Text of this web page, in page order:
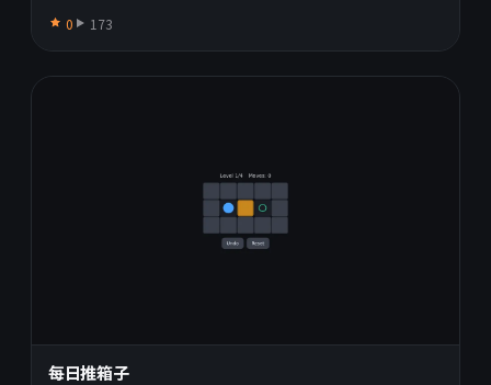
0 173
每日推箱子